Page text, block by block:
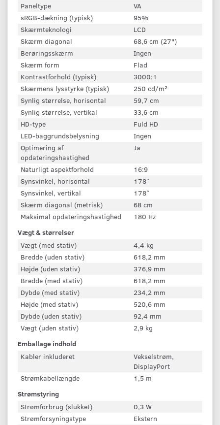
Paneltype
VA
sRGB-dækning (typisk)
95%
Skærmteknologi
LCD
Skærm diagonal
68,6 cm (27")
Berøringsskærm
Ingen
Skærm form
Flad
Kontrastforhold (typisk)
3000:1
Skærmens lysstyrke (typisk)
250 cd/m²
Synlig størrelse, horisontal
59,7 cm
Synlig størrelse, vertikal
33,6 cm
HD-type
Fuld HD
LED-baggrundsbelysning
Ingen
Optimering af
opdateringshastighed
Ja
Naturligt aspektforhold
16:9
Synsvinkel, horisontal
178°
Synsvinkel, vertikal
178°
Skærm diagonal (metrisk)
68 cm
Maksimal opdateringshastighed
180 Hz
Vægt & størrelser
Vægt (med stativ)
4,4 kg
Bredde (uden stativ)
618,2 mm
Højde (uden stativ)
376,9 mm
Bredde (med stativ)
618,2 mm
Dybde (med stativ)
234,2 mm
Højde (med stativ)
520,6 mm
Dybde (uden stativ)
92,4 mm
Vægt (uden stativ)
2,9 kg
Emballage indhold
Kabler inkluderet
Vekselstrøm,
DisplayPort
Strømkabellængde
1,5 m
Strømstyring
Strømforbrug (slukket)
0,3 W
Strømforsyningstype
Ekstern